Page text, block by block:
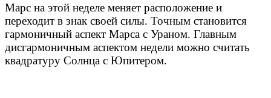
Марс на этой неделе меняет расположение и
переходит в знак своей силы. Точным становится
гармоничный аспект Марса с Ураном. Главным
дисгармоничным аспектом недели можно считать
квадратуру Солнца с Юпитером.